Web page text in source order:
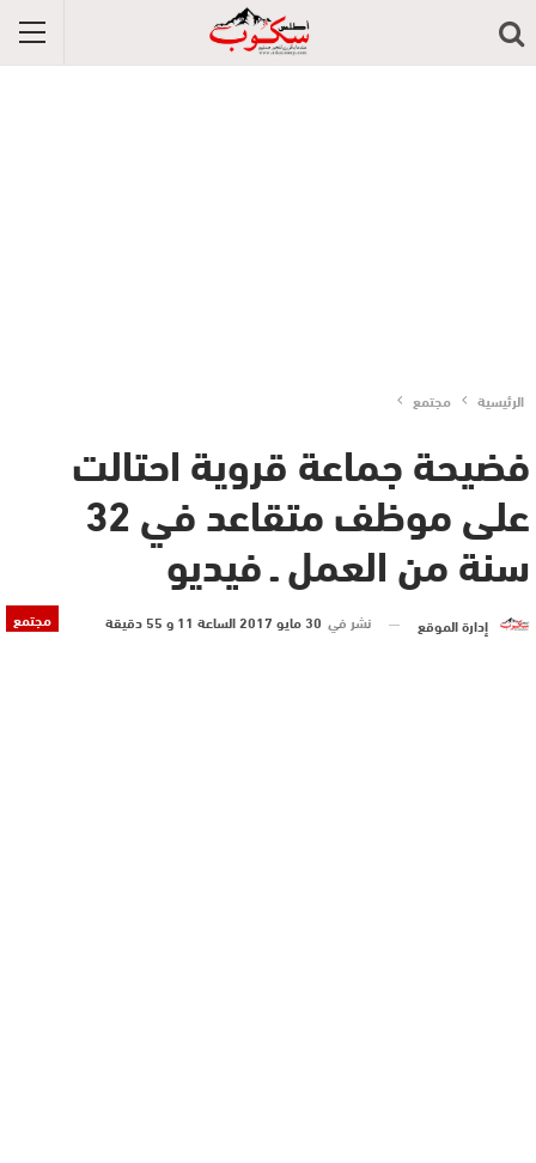
الرئيسية مجتمع
فضيحة جماعة قروية احتالت
على موظف متقاعد في 32
سنة من العمل ـ فيديو
مجتمع إدارة الموقع نشر في 30 مايو 2017 الساعة 11 و 55 دقيقة